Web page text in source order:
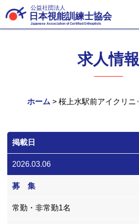
公益社団法人
日本視能訓練士協会
Japanese Association of Certified Orthoptists
求人情報
ホーム > 桜上水駅前アイクリニ
掲載日
2026.03.06
募 集
常勤・非常勤1名